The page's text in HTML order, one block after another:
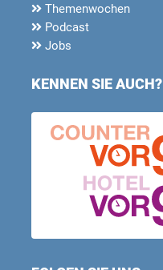
Themenwochen
Podcast
Jobs
KENNEN SIE AUCH?